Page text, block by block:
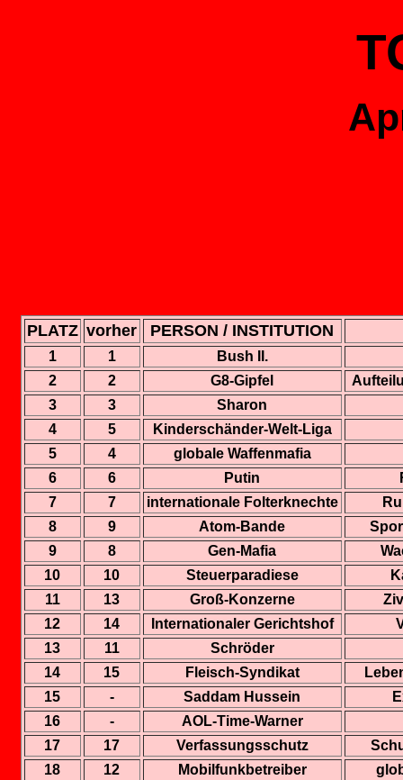
PLATZ vorher PERSON / INSTITUTION
1 1
Bush II.
2
2 G8-Gipfel
3
3
Sharon
4
5
Kinderschänder-Welt-Liga
5
4
globale Waffenmafia
6
6 Putin
7
7 internationale Folterknechte
8
9 Atom-Bande
9
8 Gen-Mafia
10
10 Steuerparadiese
11
13 Groß-Konzerne
12
14 Internationaler Gerichtshof
13
11 Schröder
14
15 Fleisch-Syndikat
15
- Saddam Hussein
16
- AOL-Time-Warner
17
17 Verfassungsschutz
18
12 Mobilfunkbetreiber